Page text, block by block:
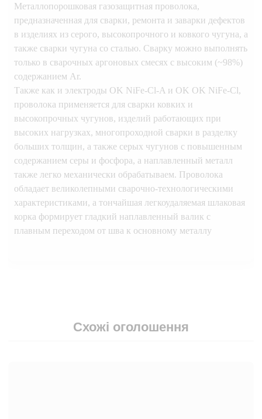
Металлопорошковая газозащитная проволока,
предназначенная для сварки, ремонта и заварки дефектов
в изделиях из серого, высокопрочного и ковкого чугуна, а
также сварки чугуна со сталью. Сварку можно выполнять
только в сварочных аргоновых смесях с высоким (~98%)
содержанием Ar.
Также как и электроды OK NiFe-Cl-A и OK OK NiFe-Cl,
проволока применяется для сварки ковких и
высокопрочных чугунов, изделий работающих при
высоких нагрузках, многопроходной сварки в разделку
больших толщин, а также серых чугунов с повышенным
содержанием серы и фосфора, а наплавленный металл
также легко механически обрабатываем. Проволока
обладает великолепными сварочно-технологическими
характеристиками, а тончайшая легкоудаляемая шлаковая
корка формирует гладкий наплавленный валик с
плавным переходом от шва к основному металлу
Схожі оголошення